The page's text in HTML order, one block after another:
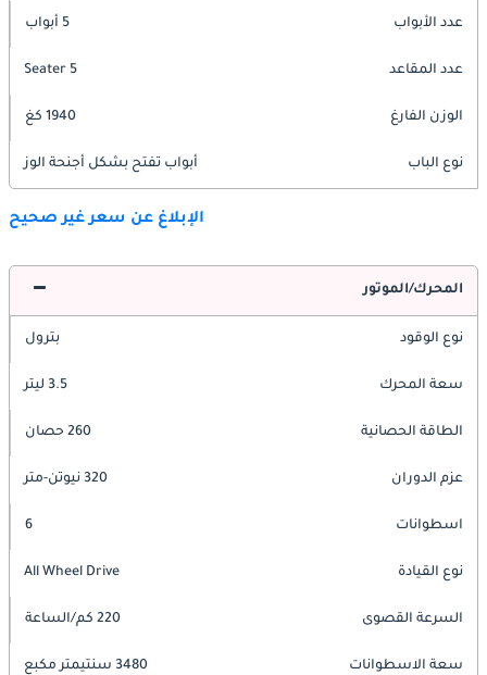
عدد الأبواب 5 أبواب
عدد المقاعد 5 Seater
الوزن الفارغ 1940 كغ
نوع الباب أبواب تفتح بشكل أجنحة الوز
الإبلاغ عن سعر غير صحيح
المحرك/الموتور
نوع الوقود بترول
سعة المحرك 3.5 ليتر
الطاقة الحصانية 260 حصان
عزم الدوران 320 نيوتن-متر
اسطوانات 6
نوع القيادة All Wheel Drive
السرعة القصوى 220 كم/الساعة
سعة الاسطوانات 3480 سنتيمتر مكبع